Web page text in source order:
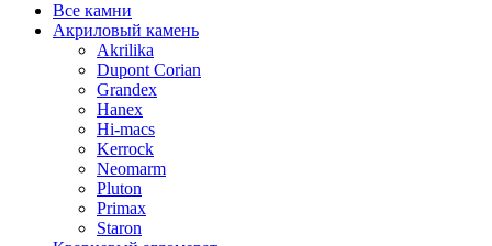
Все камни
Акриловый камень
Akrilika
Dupont Corian
Grandex
Hanex
Hi-macs
Kerrock
Neomarm
Pluton
Primax
Staron